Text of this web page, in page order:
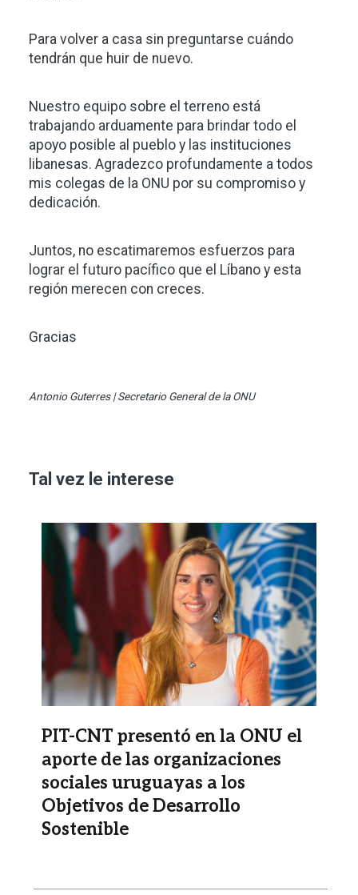
Para volver a casa sin preguntarse cuándo
tendrán que huir de nuevo.
Nuestro equipo sobre el terreno está
trabajando arduamente para brindar todo el
apoyo posible al pueblo y las instituciones
libanesas. Agradezco profundamente a todos
mis colegas de la ONU por su compromiso y
dedicación.
Juntos, no escatimaremos esfuerzos para
lograr el futuro pacífico que el Líbano y esta
región merecen con creces.
Gracias
Antonio Guterres | Secretario General de la ONU
Tal vez le interese
Imagen
PIT-CNT presentó en la ONU el
aporte de las organizaciones
sociales uruguayas a los
Objetivos de Desarrollo
Sostenible